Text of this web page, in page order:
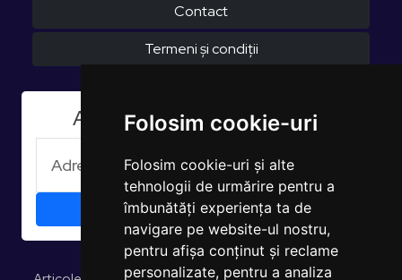
Folosim cookie-uri
Folosim cookie-uri și alte
tehnologii de urmărire pentru a
îmbunătăți experiența ta de
navigare pe website-ul nostru,
pentru afișa conținut și reclame
personalizate, pentru a analiza
Contact
Termeni și condiții
Aboneaza-te la Newsletter